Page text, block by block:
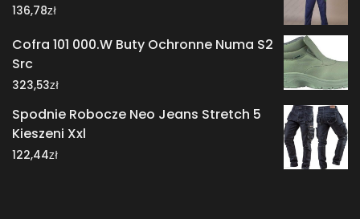
136,78zł
Cofra 101 000.W Buty Ochronne Numa S2
Src
323,53zł
Spodnie Robocze Neo Jeans Stretch 5
Kieszeni Xxl
122,44zł